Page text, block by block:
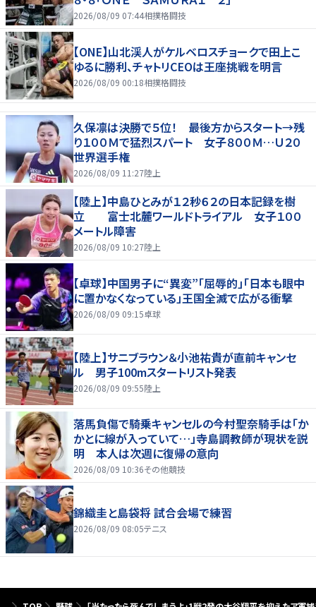
2026/08/09 07:44相撲格闘技
【ONE】山北渓人がケルベロスチョークで田上こ
ゆるに勝利、チャトリCEOは王座挑戦を明言
2026/08/09 00:18相撲格闘技
久保凛は決勝で５位！ 最後方からスタート→残
り１００Ｍで猛烈スパート 女子８００Ｍ…Ｕ２０
世界選手権
2026/08/09 11:27陸上
【陸上】中島ひとみが１２秒６２の日本記録を樹
立 富士北麓ワールドトライアル 女子１００
メートル障害
2026/08/09 10:27陸上
【卓球】中国男子に“異変”「屈辱的」「日本も眼中
に置かなくなっている」王国全滅で広がる衝撃
2026/08/09 09:15卓球
【陸上】サニブラウン＆小池祐貴が直前キャンセ
ル 男子100mスタートリスト発表
2026/08/09 09:55陸上
落馬負傷で騎乗キャンセルの今村聖奈騎手は「か
かとに線が入っていて…」寺島調教師が現状を説
明 本人は次週に復帰の意向
2026/08/09 10:36その他競技
錦織圭と島袋将 試合会場で練習
2026/08/09 08:05テニス